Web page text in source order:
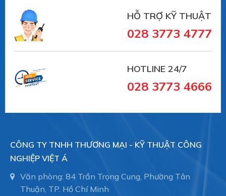
#10.01.06.00144 #SCHG00000706
#numhutchankhong #schmalz #phukiennang
Schmalzlà Nhà cung cấp Thiết bị chân không
HỖ TRỢ KỸ THUẬT
028 3773 4777
HOTLINE 24/7
028 3773 4666
CÔNG TY TNHH THƯƠNG MẠI - KỸ THUẬT CÔNG
NGHIỆP VIỆT Á
Văn phòng: 84 Trần Trọng Cung, Phường Tân
Thuận, TP. Hồ Chí Minh